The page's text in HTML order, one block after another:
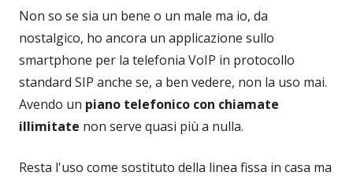
Non so se sia un bene o un male ma io, da
nostalgico, ho ancora un applicazione sullo
smartphone per la telefonia VoIP in protocollo
standard SIP anche se, a ben vedere, non la uso mai.
Avendo un piano telefonico con chiamate
illimitate non serve quasi più a nulla.
Resta l'uso come sostituto della linea fissa in casa ma